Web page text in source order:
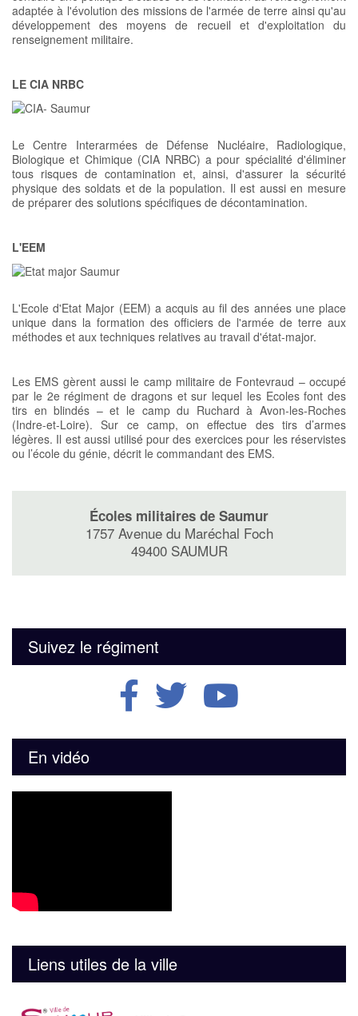
adaptée à l'évolution des missions de l'armée de terre ainsi qu'au
développement des moyens de recueil et d'exploitation du
renseignement militaire.
LE CIA NRBC
Le Centre Interarmées de Défense Nucléaire, Radiologique,
Biologique et Chimique (CIA NRBC) a pour spécialité d'éliminer
tous risques de contamination et, ainsi, d'assurer la sécurité
physique des soldats et de la population. Il est aussi en mesure
de préparer des solutions spécifiques de décontamination.
L'EEM
L'Ecole d'Etat Major (EEM) a acquis au fil des années une place
unique dans la formation des officiers de l'armée de terre aux
méthodes et aux techniques relatives au travail d'état-major.
Les EMS gèrent aussi le camp militaire de Fontevraud – occupé
par le 2e régiment de dragons et sur lequel les Ecoles font des
tirs en blindés – et le camp du Ruchard à Avon-les-Roches
(Indre-et-Loire). Sur ce camp, on effectue des tirs d’armes
légères. Il est aussi utilisé pour des exercices pour les réservistes
ou l’école du génie, décrit le commandant des EMS.
Écoles militaires de Saumur
1757 Avenue du Maréchal Foch
49400 SAUMUR
Suivez le régiment
En vidéo
Liens utiles de la ville